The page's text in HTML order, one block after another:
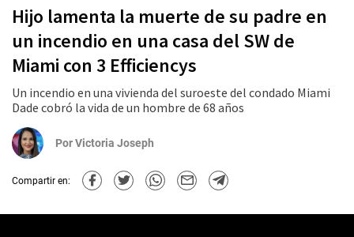
Hijo lamenta la muerte de su padre en
un incendio en una casa del SW de
Miami con 3 Efficiencys
Un incendio en una vivienda del suroeste del condado Miami
Dade cobró la vida de un hombre de 68 años
PorVictoria Joseph
Compartir en: